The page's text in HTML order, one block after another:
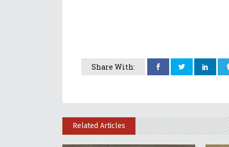
Share With:
Related Articles